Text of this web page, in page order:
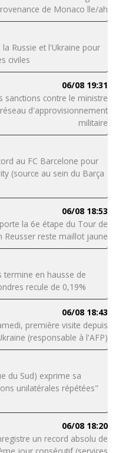
de Monaco lle/ah
Russie et l'Ukraine pour
civiles
06/08 19:31
sanctions contre le ministre
d'approvisionnement
militaire
au FC Barcelone pour
(source au sein du Barça
06/08 18:53
la 6e étape du Tour de
Reusser reste maillot jaune
termine en hausse de
recule de 0,19%
06/08 18:43
première visite depuis
(responsable à l'AFP)
du Sud) exprime sa
unilatérales répétées"
06/08 18:20
un record absolu de